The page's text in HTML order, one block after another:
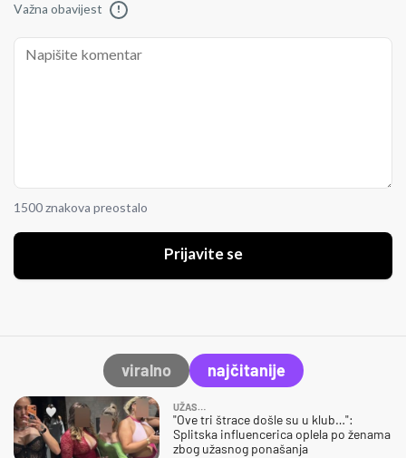
Važna obavijest !
1500 znakova preostalo
Prijavite se
viralno najčitanije
UŽAS…
"Ove tri štrace došle su u klub…":
Splitska influencerica oplela po ženama
zbog užasnog ponašanja